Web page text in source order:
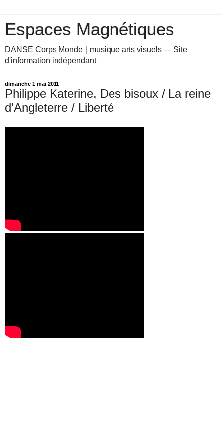
Espaces Magnétiques
DANSE Corps Monde ⎥ musique arts visuels — Site
d'information indépendant
dimanche 1 mai 2011
Philippe Katerine, Des bisoux / La reine
d'Angleterre / Liberté